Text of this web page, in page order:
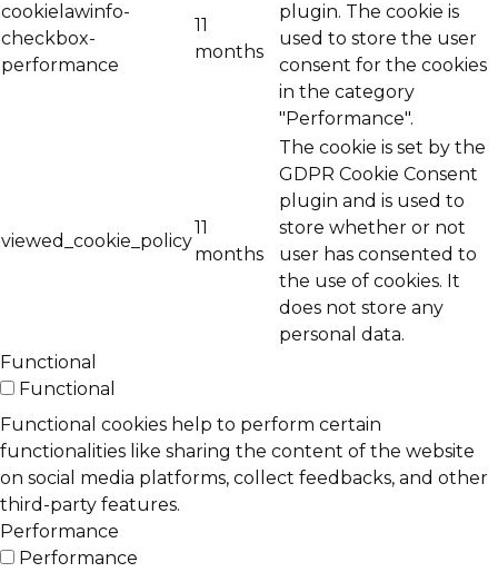
cookielawinfo-
checkbox-
performance
11
months
plugin. The cookie is
used to store the user
consent for the cookies
in the category
"Performance".
viewed_cookie_policy
11
months
The cookie is set by the
GDPR Cookie Consent
plugin and is used to
store whether or not
user has consented to
the use of cookies. It
does not store any
personal data.
Functional
Functional
Functional cookies help to perform certain
functionalities like sharing the content of the website
on social media platforms, collect feedbacks, and other
third-party features.
Performance
Performance